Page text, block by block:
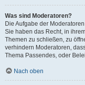
Was sind Moderatoren?
Die Aufgabe der
Sie haben das Recht, in
Themen zu schließen, zu
verhindern Moderatoren,
Thema Passendes, oder
Nach oben